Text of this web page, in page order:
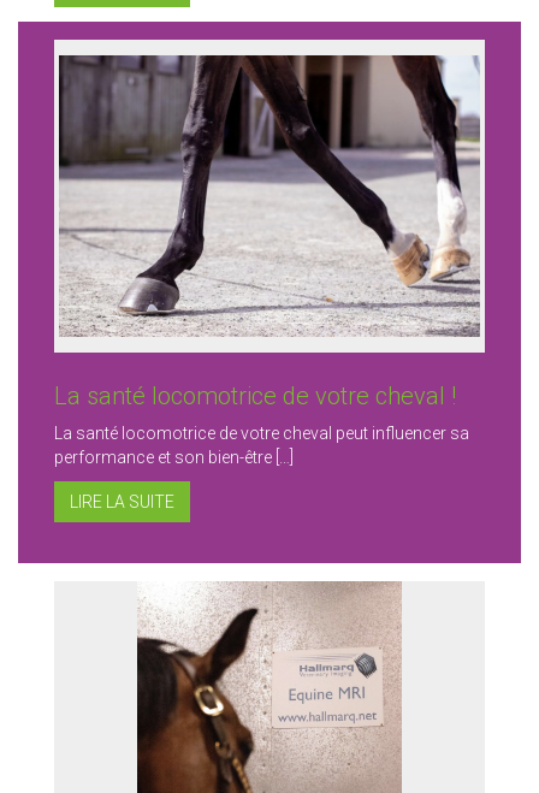
La santé locomotrice de votre cheval !
La santé locomotrice de votre cheval peut influencer sa
performance et son bien-être […]
LIRE LA SUITE